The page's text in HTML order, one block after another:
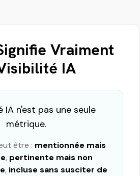
Vraiment
IA
IA n'est pas une seule
métrique.
être : mentionnée mais
, pertinente mais non
, incluse sans susciter de